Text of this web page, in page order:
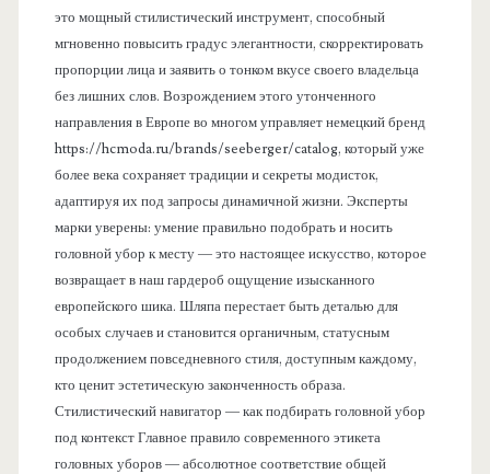
это мощный стилистический инструмент, способный
мгновенно повысить градус элегантности, скорректировать
пропорции лица и заявить о тонком вкусе своего владельца
без лишних слов. Возрождением этого утонченного
направления в Европе во многом управляет немецкий бренд
https://hcmoda.ru/brands/seeberger/catalog, который уже
более века сохраняет традиции и секреты модисток,
адаптируя их под запросы динамичной жизни. Эксперты
марки уверены: умение правильно подобрать и носить
головной убор к месту — это настоящее искусство, которое
возвращает в наш гардероб ощущение изысканного
европейского шика. Шляпа перестает быть деталью для
особых случаев и становится органичным, статусным
продолжением повседневного стиля, доступным каждому,
кто ценит эстетическую законченность образа.
Стилистический навигатор — как подбирать головной убор
под контекст Главное правило современного этикета
головных уборов — абсолютное соответствие общей